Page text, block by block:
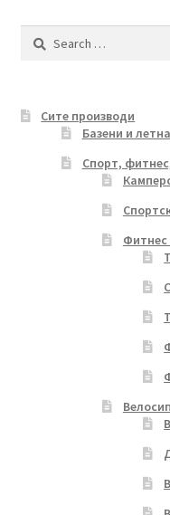
Search
Сите производи
Базени и
Спорт,
Фитнес